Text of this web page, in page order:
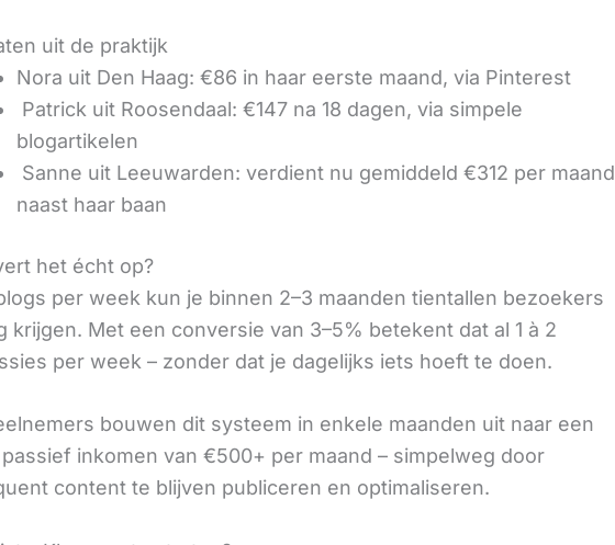
uit de praktijk
Nora uit Den Haag: €86 in haar eerste maand, via Pinterest
‍ Patrick uit Roosendaal: €147 na 18 dagen, via simpele
blogartikelen
‍ Sanne uit Leeuwarden: verdient nu gemiddeld €312 per maand
naast haar baan
het écht op?
per week kun je binnen 2–3 maanden tientallen bezoekers
krijgen. Met een conversie van 3–5% betekent dat al 1 à 2
per week – zonder dat je dagelijks iets hoeft te doen.
bouwen dit systeem in enkele maanden uit naar een
inkomen van €500+ per maand – simpelweg door
content te blijven publiceren en optimaliseren.